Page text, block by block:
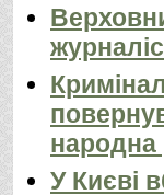
народна
У Києві